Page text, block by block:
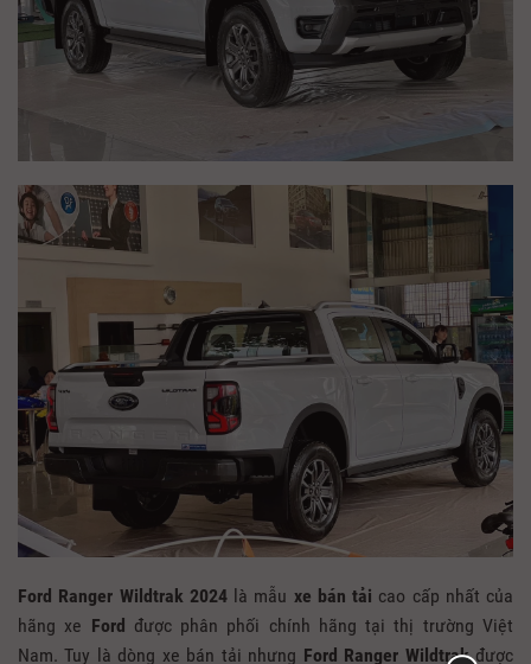
Ford Ranger Wildtrak 2024là mẫu xe bán tải cao cấp nhất của
hãng xe Ford được phân phối chính hãng tại thị trường Việt
Nam. Tuy là dòng xe bán tải nhưng Ford Ranger Wildtrakđược